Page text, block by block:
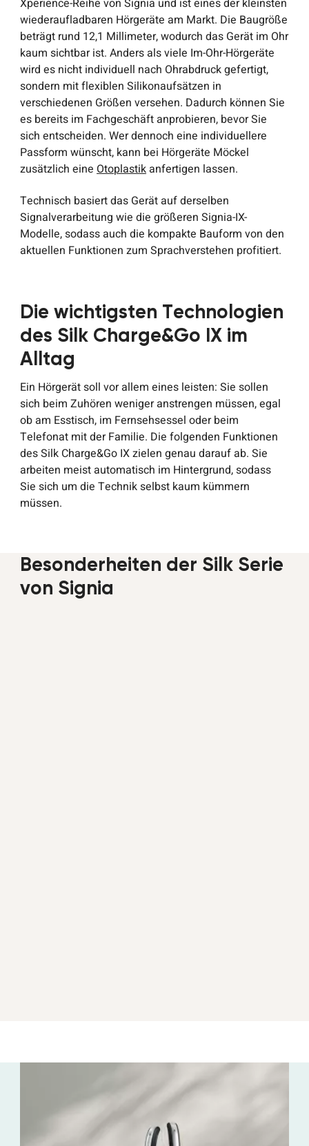
Xperience-Reihe von Signia und ist eines der kleinsten
wiederaufladbaren Hörgeräte am Markt. Die Baugröße
beträgt rund 12,1 Millimeter, wodurch das Gerät im Ohr
kaum sichtbar ist. Anders als viele Im-Ohr-Hörgeräte
wird es nicht individuell nach Ohrabdruck gefertigt,
sondern mit flexiblen Silikonaufsätzen in
verschiedenen Größen versehen. Dadurch können Sie
es bereits im Fachgeschäft anprobieren, bevor Sie
sich entscheiden. Wer dennoch eine individuellere
Passform wünscht, kann bei Hörgeräte Möckel
zusätzlich eineOtoplastikanfertigen lassen.
Technisch basiert das Gerät auf derselben
Signalverarbeitung wie die größeren Signia-IX-
Modelle, sodass auch die kompakte Bauform von den
aktuellen Funktionen zum Sprachverstehen profitiert.
Die wichtigsten Technologien
des Silk Charge&Go IX im
Alltag
Ein Hörgerät soll vor allem eines leisten: Sie sollen
sich beim Zuhören weniger anstrengen müssen, egal
ob am Esstisch, im Fernsehsessel oder beim
Telefonat mit der Familie. Die folgenden Funktionen
des Silk Charge&Go IX zielen genau darauf ab. Sie
arbeiten meist automatisch im Hintergrund, sodass
Sie sich um die Technik selbst kaum kümmern
müssen.
Besonderheiten der Silk Serie
von Signia